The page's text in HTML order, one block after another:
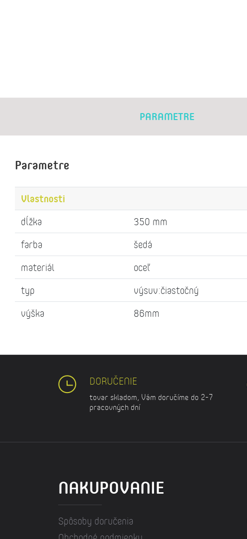
PARAMETRE
Parametre
Vlastnosti
dĺžka
350 mm
farba
šedá
materiál
oceľ
typ
výsuv:čiastočný
výška
86mm
DORUČENIE
tovar skladom, Vám doručíme do 2-7
pracovných dní
NAKUPOVANIE
Spôsoby doručenia